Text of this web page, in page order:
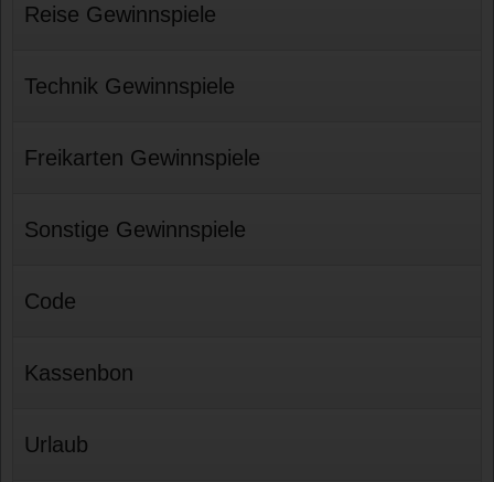
Reise Gewinnspiele
Technik Gewinnspiele
Freikarten Gewinnspiele
Sonstige Gewinnspiele
Code
Kassenbon
Urlaub